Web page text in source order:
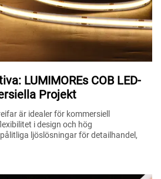
LUMIMOREs COB LED-
Projekt
är idealer för kommersiell
i design och hög
ljöslösningar för detailhandel,